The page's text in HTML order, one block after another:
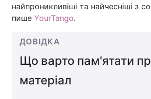
найпроникливіші та найчесніші з
пише YourTango.
ДОВІДКА
Що варто пам'ятати
матеріал